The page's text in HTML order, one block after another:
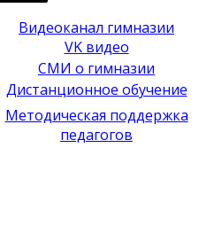
Видеоканал гимназии
VK видео
СМИ о гимназии
Дистанционное обучение
Методическая поддержка
педагогов